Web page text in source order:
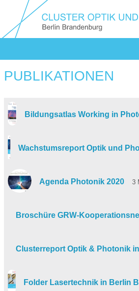
PUBLIKATIONEN
Bildungsatlas Working in
Wachstumsreport Optik und
Agenda Photonik 2020 3
Broschüre GRW-
Clusterreport Optik & Photonik
Folder Lasertechnik in Berlin